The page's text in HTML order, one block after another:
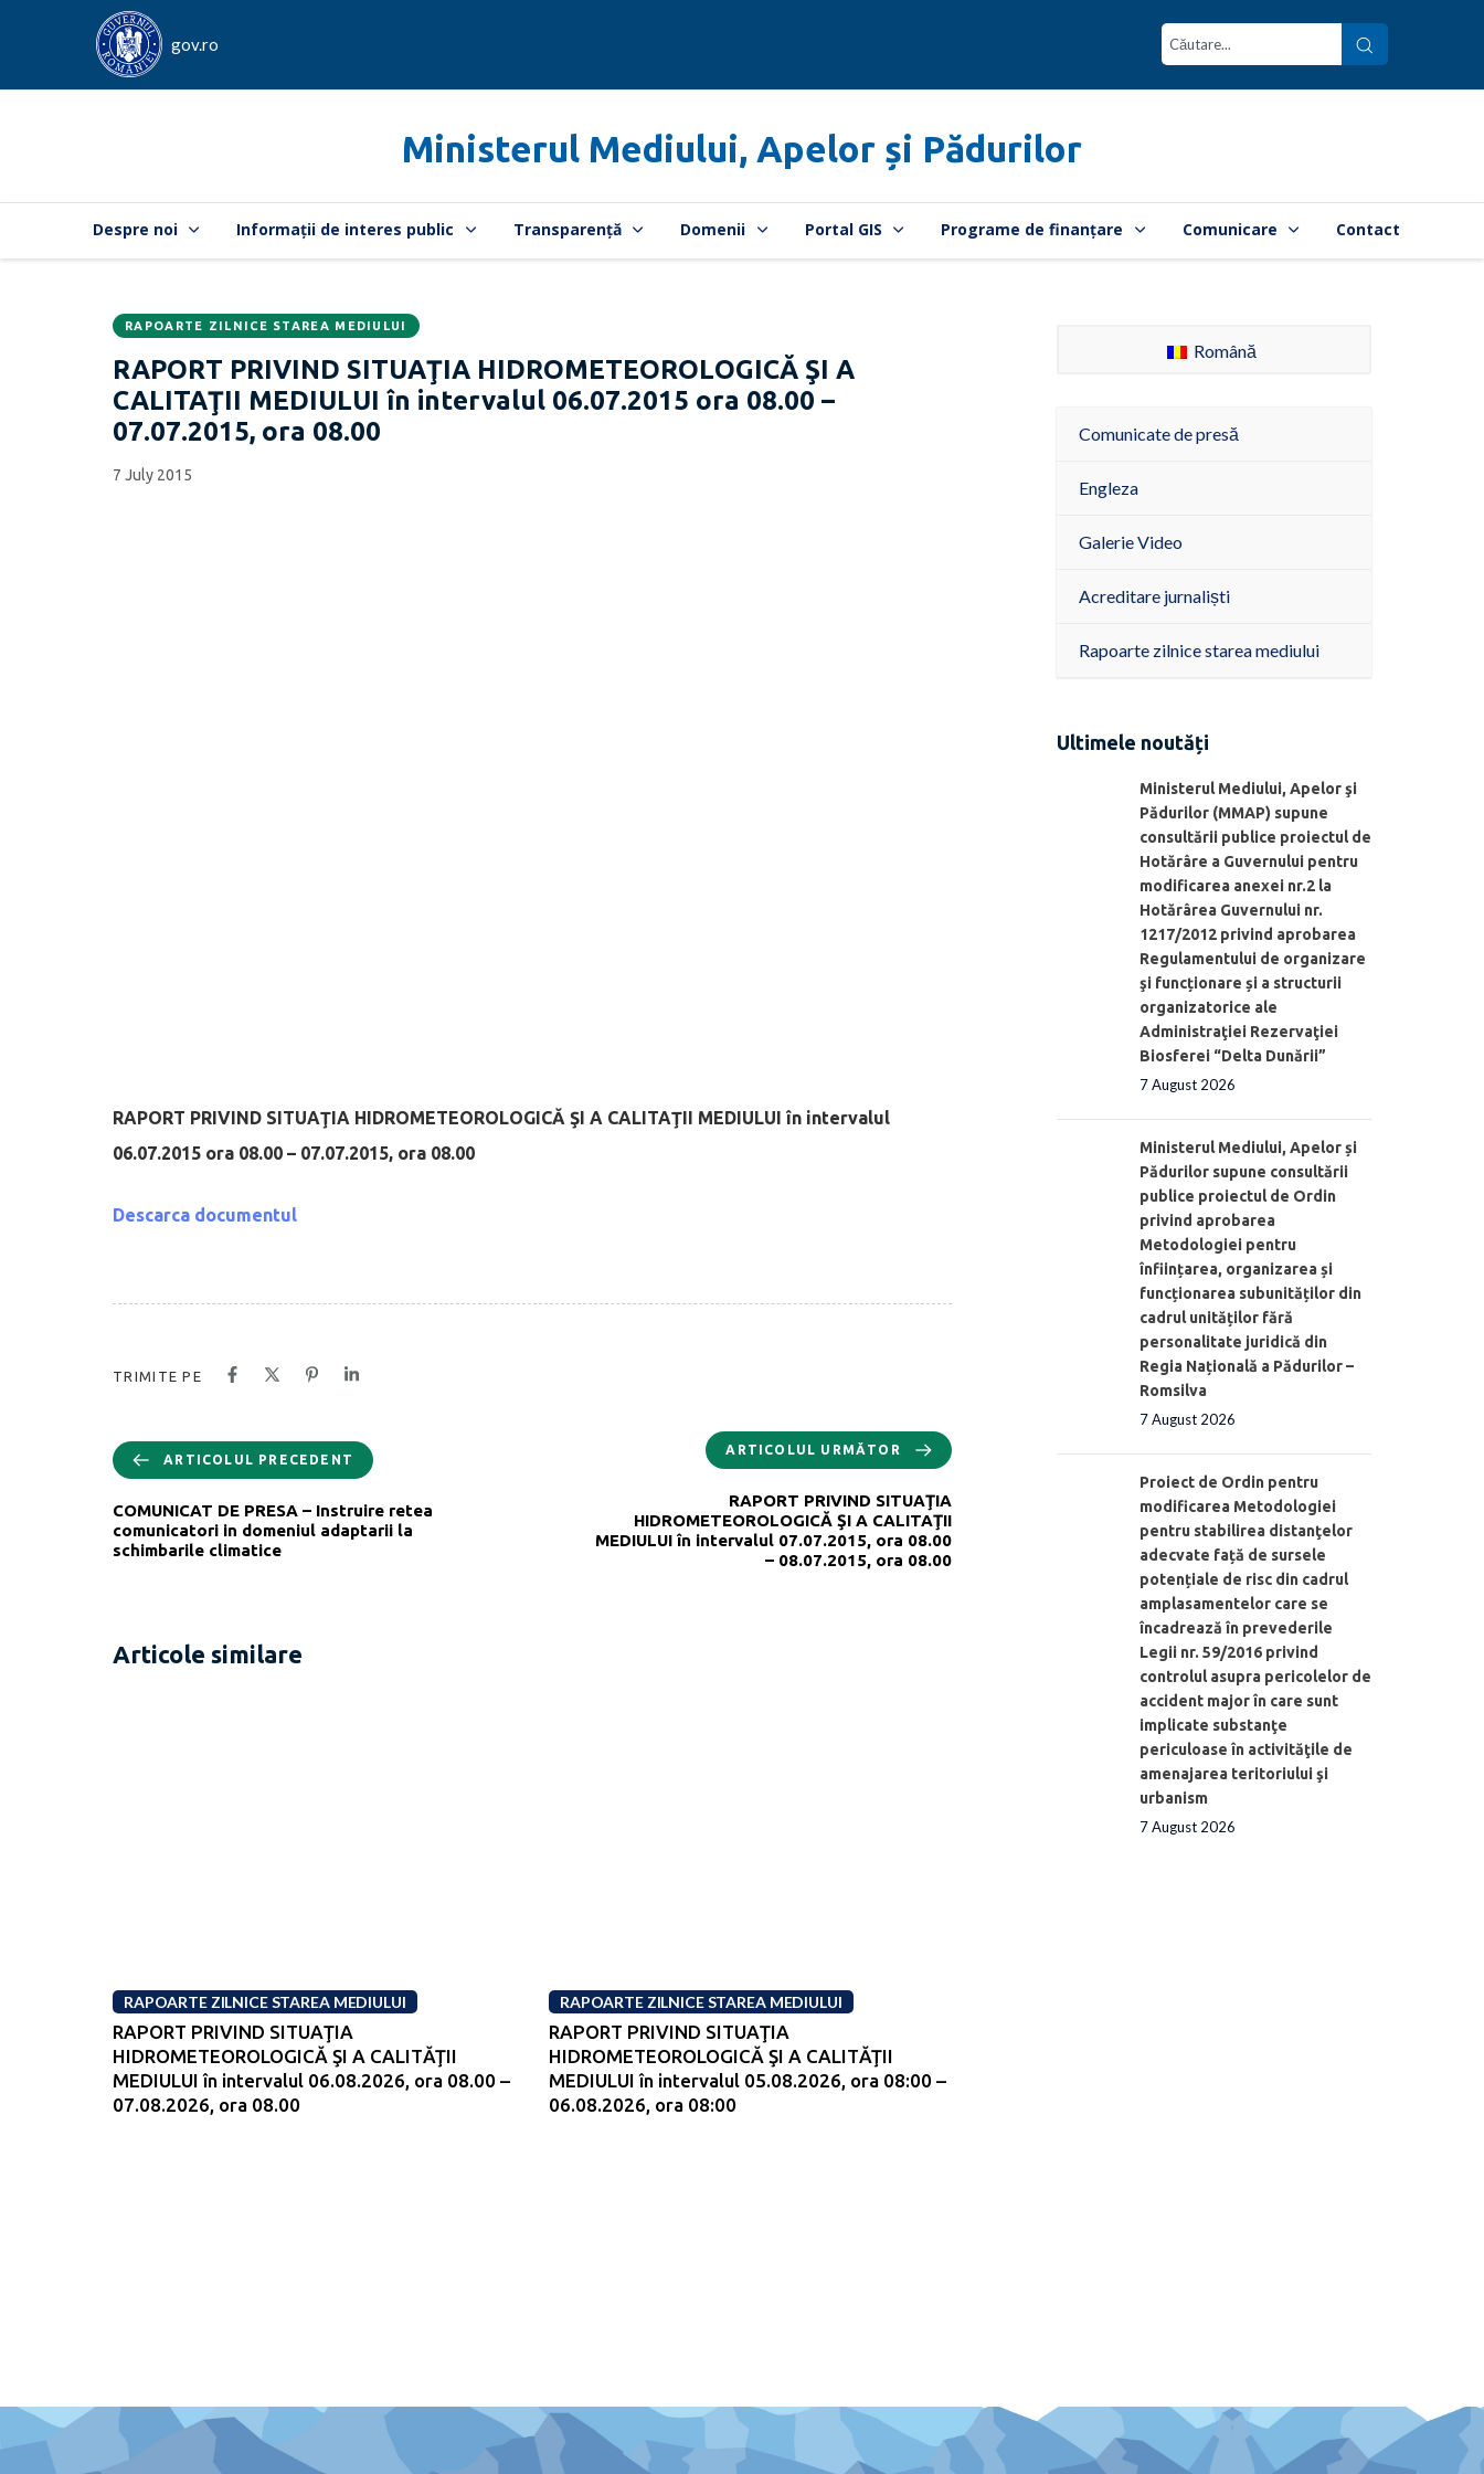
gov.ro
Ministerul Mediului, Apelor și Pădurilor
Despre noi Informații de interes public Transparență Domenii Portal GIS Programe de finanțare Comunicare Contact
CATEGORIA:
RAPOARTE ZILNICE STAREA MEDIULUI
RAPORT PRIVIND SITUAŢIA HIDROMETEOROLOGICĂ ŞI A
CALITAŢII MEDIULUI în intervalul 06.07.2015 ora 08.00 –
07.07.2015, ora 08.00
Data
publicării:
7 July 2015
RAPORT PRIVIND SITUAŢIA HIDROMETEOROLOGICĂ ŞI A CALITAŢII MEDIULUI în intervalul
06.07.2015 ora 08.00 – 07.07.2015, ora 08.00
Descarca documentul
TRIMITE PE
ARTICOLUL PRECEDENT
COMUNICAT DE PRESA – Instruire retea
comunicatori in domeniul adaptarii la
schimbarile climatice
ARTICOLUL URMĂTOR
RAPORT PRIVIND SITUAŢIA
HIDROMETEOROLOGICĂ ŞI A CALITAŢII
MEDIULUI în intervalul 07.07.2015, ora 08.00
– 08.07.2015, ora 08.00
Articole similare
RAPOARTE ZILNICE STAREA MEDIULUI
RAPORT PRIVIND SITUAŢIA
HIDROMETEOROLOGICĂ ŞI A CALITĂŢII
MEDIULUI în intervalul 06.08.2026, ora 08.00 –
07.08.2026, ora 08.00
RAPOARTE ZILNICE STAREA MEDIULUI
RAPORT PRIVIND SITUAŢIA
HIDROMETEOROLOGICĂ ŞI A CALITĂŢII
MEDIULUI în intervalul 05.08.2026, ora 08:00 –
06.08.2026, ora 08:00
Română
Comunicate de presă
Engleza
Galerie Video
Acreditare jurnaliști
Rapoarte zilnice starea mediului
Ultimele noutăți
Ministerul Mediului, Apelor şi
Pădurilor (MMAP) supune
consultării publice proiectul de
Hotărâre a Guvernului pentru
modificarea anexei nr.2 la
Hotărârea Guvernului nr.
1217/2012 privind aprobarea
Regulamentului de organizare
şi funcționare și a structurii
organizatorice ale
Administraţiei Rezervaţiei
Biosferei “Delta Dunării”
7 August 2026
Ministerul Mediului, Apelor și
Pădurilor supune consultării
publice proiectul de Ordin
privind aprobarea
Metodologiei pentru
înființarea, organizarea și
funcționarea subunităților din
cadrul unităților fără
personalitate juridică din
Regia Națională a Pădurilor –
Romsilva
7 August 2026
Proiect de Ordin pentru
modificarea Metodologiei
pentru stabilirea distanţelor
adecvate față de sursele
potențiale de risc din cadrul
amplasamentelor care se
încadrează în prevederile
Legii nr. 59/2016 privind
controlul asupra pericolelor de
accident major în care sunt
implicate substanţe
periculoase în activităţile de
amenajarea teritoriului şi
urbanism
7 August 2026